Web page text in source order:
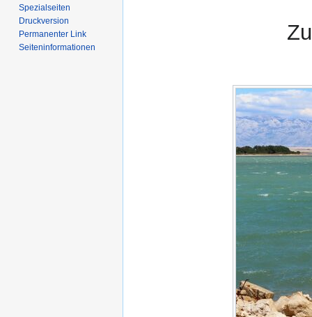
Spezialseiten
Druckversion
Permanenter Link
Seiten­informationen